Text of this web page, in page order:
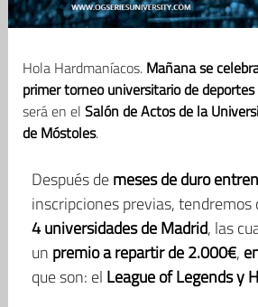
Hola Hardmaníacos. Mañana se
primer torneo universitario de
será en el Salón de Actos de la
de Móstoles.
Después demeses de duro
inscripciones previas, tendremos
4 universidades de Madrid, las
un premio a repartir de 2.000€,
que son: el League of Legends y